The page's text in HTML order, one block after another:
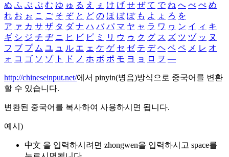
ぬ ふ ぶ ぷ む ゆ ゅ る え ぇ け げ せ ぜ て で ね へ べ ぺ め
れ お ぉ こ ご そ ぞ と ど の ほ ぼ ぽ も よ ょ ろ を
ア ァ カ サ ザ タ ダ ナ ハ バ パ マ ヤ ャ ラ ワ ヮ ン イ ィ キ
ギ シ ジ チ ヂ ニ ヒ ビ ピ ミ リ ウ ゥ ク グ ス ズ ツ ヅ ッ ヌ
フ ブ プ ム ユ ュ ル エ ェ ケ ゲ セ ゼ テ デ ヘ ベ ペ メ レ オ
ォ コ ゴ ソ ゾ ト ド ノ ホ ボ ポ モ ヨ ョ ロ ヲ ―
http://chineseinput.net/에서 pinyin(병음)방식으로 중국어를 변환
할 수 있습니다.
변환된 중국어를 복사하여 사용하시면 됩니다.
예시)
中文 을 입력하시려면 zhongwen을 입력하시고 space를